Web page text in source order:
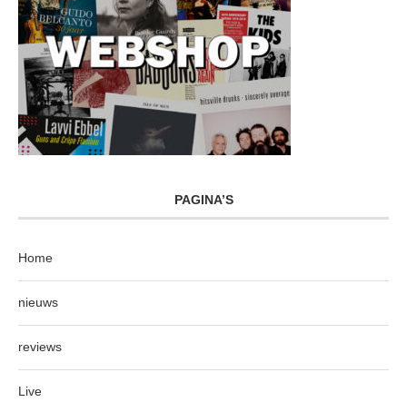
PAGINA’S
Home
nieuws
reviews
Live